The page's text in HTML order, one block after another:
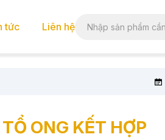
tức Liên hệ
ONG KẾT HỢP